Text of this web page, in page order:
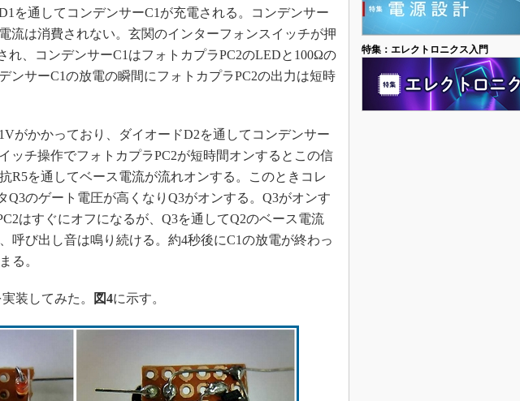
を通してコンデンサーC1が充電される。コンデンサー
流は消費されない。玄関のインターフォンスイッチが押
れ、コンデンサーC1はフォトカプラPC2のLEDと100Ωの
ンサーC1の放電の瞬間にフォトカプラPC2の出力は短時
がかかっており、ダイオードD2を通してコンデンサー
ッチ操作でフォトカプラPC2が短時間オンするとこの信
R5を通してベース電流が流れオンする。このときコレ
Q3のゲート電圧が高くなりQ3がオンする。Q3がオンす
はすぐにオフになるが、Q3を通してQ2のベース電流
呼び出し音は鳴り続ける。約4秒後にC1の放電が終わっ
る。
装してみた。 図4に示す。
特集：エレクトロニクス入門